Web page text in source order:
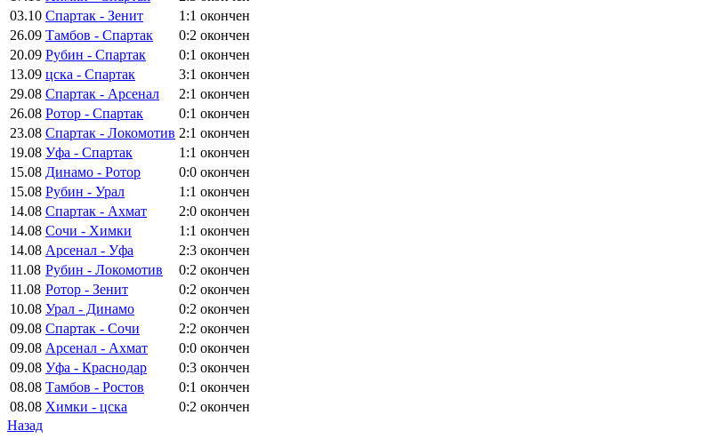
03.10 Спартак - Зенит 1:1 окончен
26.09 Тамбов - Спартак 0:2 окончен
20.09 Рубин - Спартак 0:1 окончен
13.09 цска - Спартак 3:1 окончен
29.08 Спартак - Арсенал 2:1 окончен
26.08 Ротор - Спартак 0:1 окончен
23.08 Спартак - Локомотив 2:1 окончен
19.08 Уфа - Спартак 1:1 окончен
15.08 Динамо - Ротор 0:0 окончен
15.08 Рубин - Урал 1:1 окончен
14.08 Спартак - Ахмат 2:0 окончен
14.08 Сочи - Химки 1:1 окончен
14.08 Арсенал - Уфа 2:3 окончен
11.08 Рубин - Локомотив 0:2 окончен
11.08 Ротор - Зенит 0:2 окончен
10.08 Урал - Динамо 0:2 окончен
09.08 Спартак - Сочи 2:2 окончен
09.08 Арсенал - Ахмат 0:0 окончен
09.08 Уфа - Краснодар 0:3 окончен
08.08 Тамбов - Ростов 0:1 окончен
08.08 Химки - цска 0:2 окончен
Назад